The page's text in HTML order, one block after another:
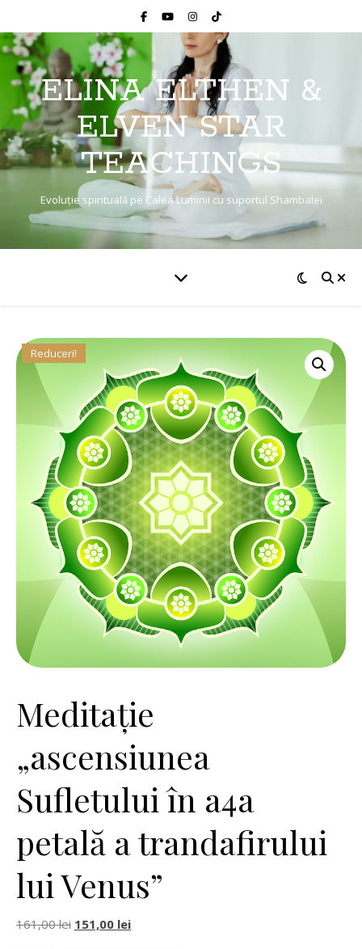
ELINA ELTHEN &
ELVEN STAR
TEACHINGS
Evoluție spirituală pe Calea Luminii cu suportul Shambalei
Reduceri!
Meditație
„ascensiunea
Sufletului în a4a
petală a trandafirului
lui Venus”
161,00lei Prețul inițial a fost: 161,00 lei.
151,00 leiPrețul curent este: 151,00 lei.